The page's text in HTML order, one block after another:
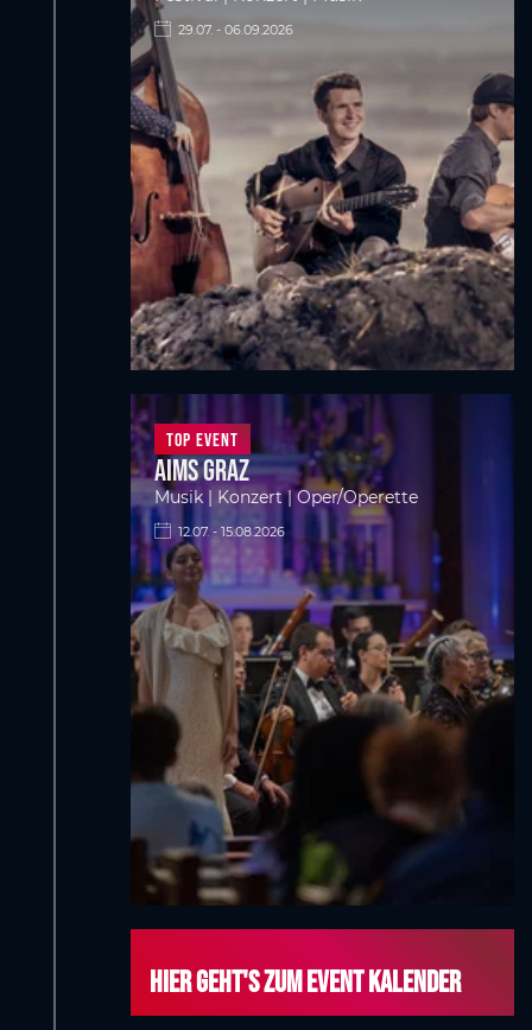
29.07. - 06.09.2026
Top Event
Aims Graz
Musik | Konzert | Oper/Operette
12.07. - 15.08.2026
Hier geht's zum Event Kalender